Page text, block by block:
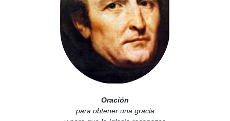
Oración
para obtener una gracia